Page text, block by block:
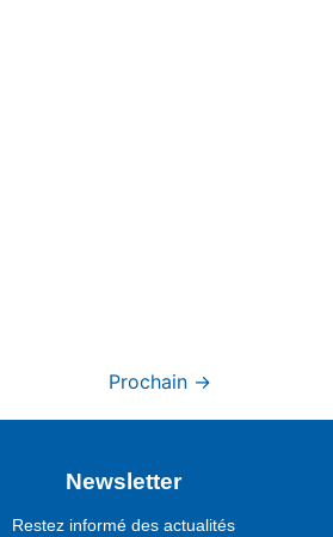
Prochain →
Newsletter
Restez informé des actualités